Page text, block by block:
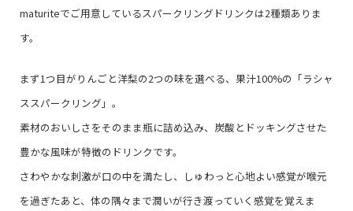
maturiteでご用意しているスパークリングドリンクは2種類ありま
す。
まず1つ目がりんごと洋梨の2つの味を選べる、果汁100%の「ラシャ
ススパークリング」。
素材のおいしさをそのまま瓶に詰め込み、炭酸とドッキングさせた
豊かな風味が特徴のドリンクです。
さわやかな刺激が口の中を満たし、しゅわっと心地よい感覚が喉元
を過ぎたあと、体の隅々まで潤いが行き渡っていく感覚を覚えま